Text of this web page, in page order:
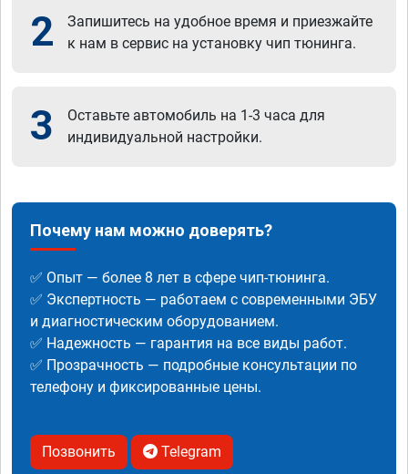
2
Запишитесь на удобное время и приезжайте
к нам в сервис на установку чип тюнинга.
3
Оставьте автомобиль на 1-3 часа для
индивидуальной настройки.
Почему нам можно доверять?
✅ Опыт — более 8 лет в сфере чип-тюнинга.
✅ Экспертность — работаем с современными ЭБУ
и диагностическим оборудованием.
✅ Надежность — гарантия на все виды работ.
✅ Прозрачность — подробные консультации по
телефону и фиксированные цены.
Позвонить Telegram